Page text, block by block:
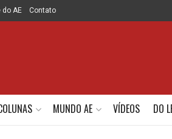
do AE Contato
MUNDO AE VÍDEOS DO